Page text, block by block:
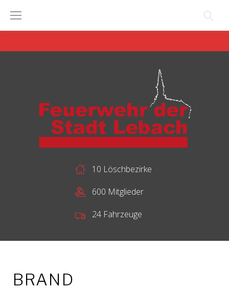
10 Löschbezirke
600 Mitglieder
24 Fahrzeuge
BRAND